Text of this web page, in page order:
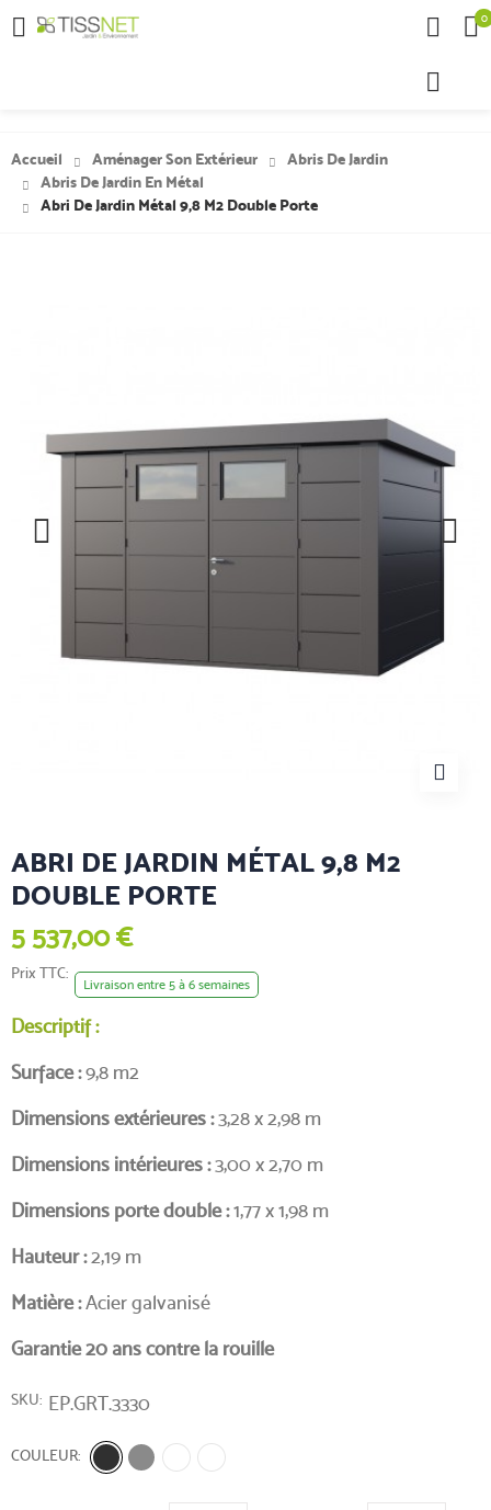
 0
Accueil Aménager Son Extérieur
Abris De Jardin
Abris De Jardin En Métal
Abri De Jardin Métal 9,8 M2 Double Porte
ABRI DE JARDIN MÉTAL 9,8 M2
DOUBLE PORTE
5 537,00 €
Prix TTC
Livraison entre 5 à 6 semaines
Descriptif :
Surface :9,8 m2
Dimensions extérieures :3,28 x 2,98 m
Dimensions intérieures :3,00 x 2,70 m
Dimensions porte double :1,77 x 1,98 m
Hauteur :2,19 m
Matière :Acier galvanisé
Garantie 20 ans contre la rouille
SKU EP.GRT.3330
COULEUR